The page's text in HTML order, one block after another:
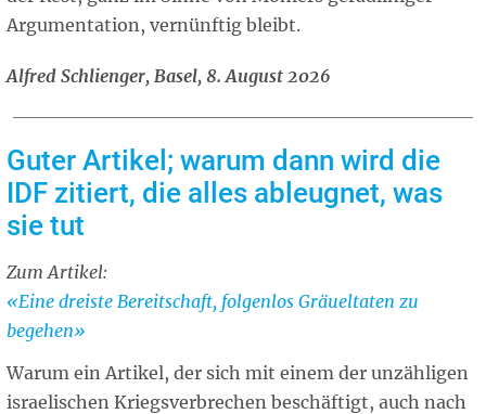
Argumentation, vernünftig bleibt.
Alfred Schlienger, Basel, 8. August 2026
Guter Artikel; warum dann wird die
IDF zitiert, die alles ableugnet, was
sie tut
Zum Artikel:
Related
article
«Eine dreiste Bereitschaft, folgenlos Gräueltaten zu
begehen»
Warum ein Artikel, der sich mit einem der unzähligen
israelischen Kriegsverbrechen beschäftigt, auch nach